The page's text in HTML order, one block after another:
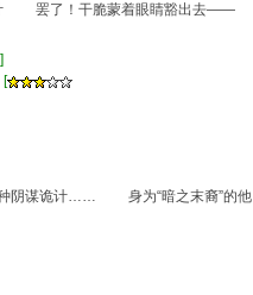
罢了！干脆蒙着眼睛豁出去——
]
[
阴谋诡计…… 身为“暗之末裔”的他